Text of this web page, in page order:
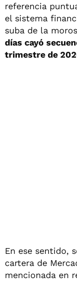
referencia
el sistema
suba de la
días cayó
trimestre de
En ese sentido,
cartera de
mencionada en